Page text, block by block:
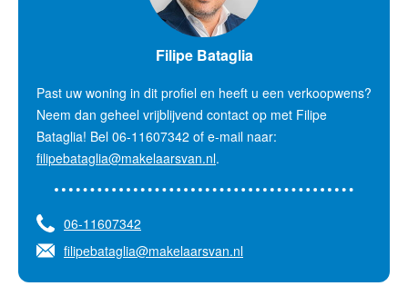
Filipe Bataglia
Past uw woning in dit profiel en heeft u een verkoopwens?
Neem dan geheel vrijblijvend contact op met Filipe
Bataglia! Bel 06-11607342 of e-mail naar:
filipebataglia@makelaarsvan.nl.
06-11607342
filipebataglia@makelaarsvan.nl